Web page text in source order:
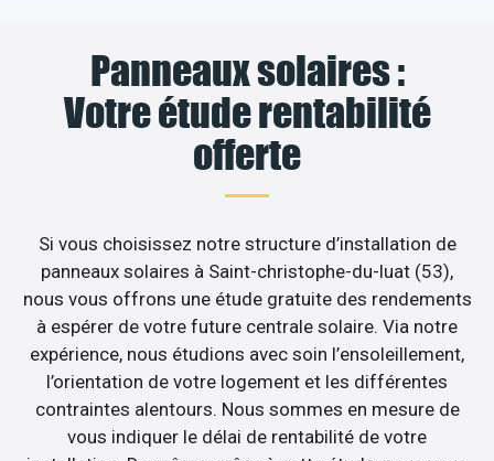
Panneaux solaires :
Votre étude rentabilité
offerte
Si vous choisissez notre structure d’installation de
panneaux solaires à Saint-christophe-du-luat (53),
nous vous offrons une étude gratuite des rendements
à espérer de votre future centrale solaire. Via notre
expérience, nous étudions avec soin l’ensoleillement,
l’orientation de votre logement et les différentes
contraintes alentours. Nous sommes en mesure de
vous indiquer le délai de rentabilité de votre